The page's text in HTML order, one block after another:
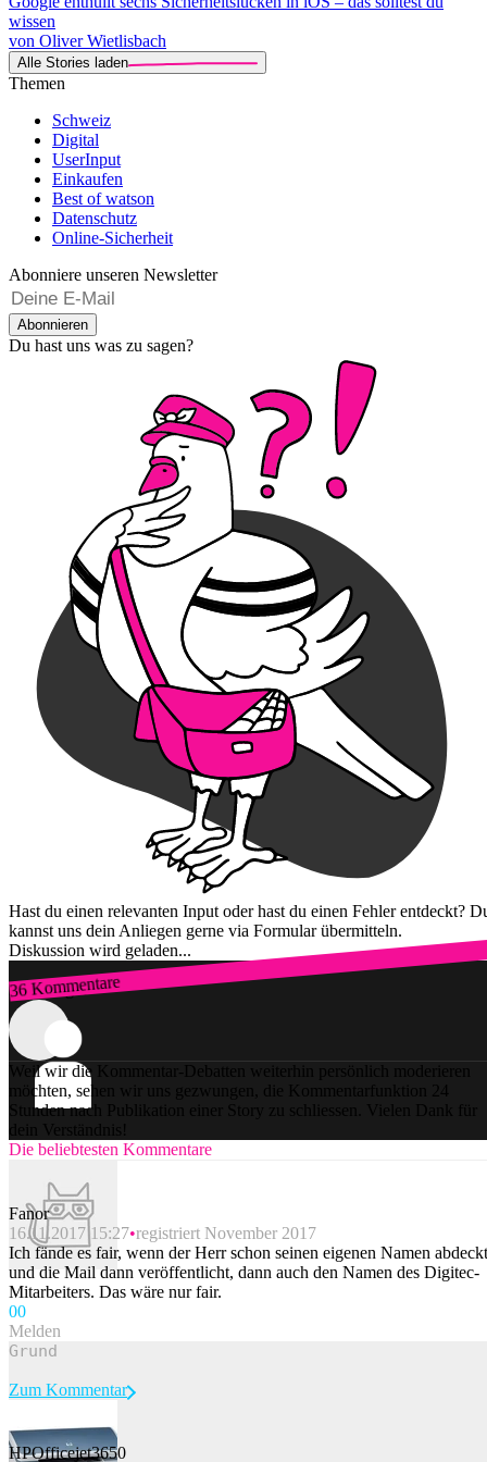
wissen
von Oliver Wietlisbach
Alle Stories laden
Themen
Schweiz
Digital
UserInput
Einkaufen
Best of watson
Datenschutz
Online-Sicherheit
Abonniere unseren Newsletter
Abonnieren
Du hast uns was zu sagen?
Hast du einen relevanten Input oder hast du einen Fehler entdeckt?
kannst uns dein Anliegen gerne via Formular übermitteln.
Diskussion wird geladen...
36 Kommentare
Zum Login
Weil wir die Kommentar-Debatten weiterhin persönlich moderieren
möchten, sehen wir uns gezwungen, die Kommentarfunktion 24
Stunden nach Publikation einer Story zu schliessen. Vielen Dank für
dein Verständnis!
Die beliebtesten Kommentare
Fanor
16.11.2017 15:27 registriert November 2017
Ich fände es fair, wenn der Herr schon seinen eigenen Namen abdeckt
und die Mail dann veröffentlicht, dann auch den Namen des Digitec-
Mitarbeiters. Das wäre nur fair.
00
Melden
Zum Kommentar
HPOfficejet3650